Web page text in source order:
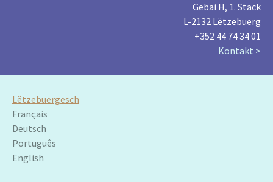
Gebai H, 1. Stack
L-2132 Lëtzebuerg
+352 44 74 34 01
Kontakt >
Lëtzebuergesch
Français
Deutsch
Português
English